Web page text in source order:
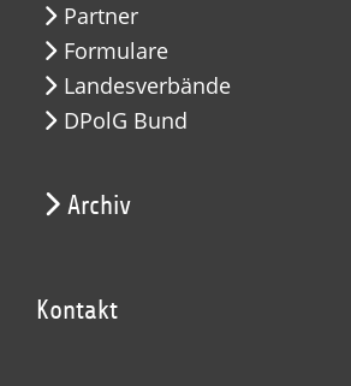
Partner
Formulare
Landesverbände
DPolG Bund
Archiv
Kontakt